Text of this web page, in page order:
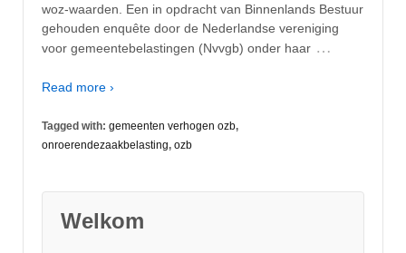
woz-waarden. Een in opdracht van Binnenlands Bestuur
gehouden enquête door de Nederlandse vereniging
voor gemeentebelastingen (Nvvgb) onder haar …
Read more ›
Tagged with: gemeenten verhogen ozb,
onroerendezaakbelasting, ozb
Welkom